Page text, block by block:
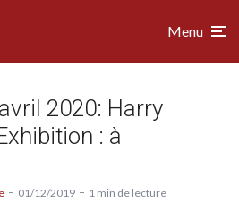
Menu
2020: Harry
: à
01/12/2019
1 min de lecture